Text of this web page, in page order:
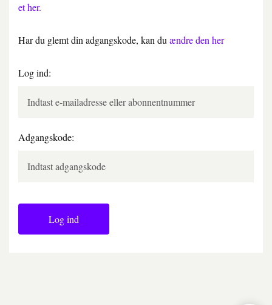
et her.
Har du glemt din adgangskode, kan du ændre den her
Log ind:
Adgangskode:
Log ind